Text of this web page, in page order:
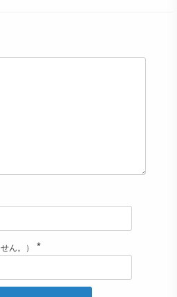
ん。） *